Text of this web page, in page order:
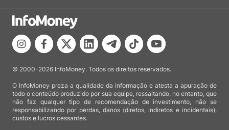
© 2000-2026 InfoMoney. Todos os direitos reservados.
O InfoMoney preza a qualidade da informação e atesta a apuração de
todo o conteúdo produzido por sua equipe, ressaltando, no entanto, que
não faz qualquer tipo de recomendação de investimento, não se
responsabilizando por perdas, danos (diretos, indiretos e incidentais),
custos e lucros cessantes.